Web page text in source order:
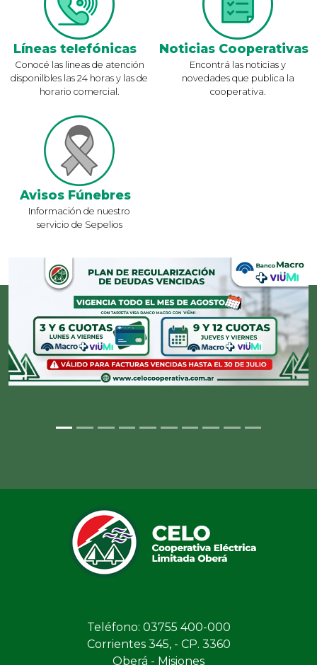
Líneas telefónicas
Conocé las lineas de atención
disponilbles las 24 horas y las de
horario comercial.
Noticias Cooperativas
Encontrá las noticias y
novedades que publica la
cooperativa.
Avisos Fúnebres
Información de nuestro
servicio de Sepelios
Teléfono: 03755 400-000
Corrientes 345, - CP. 3360
Oberá - Misiones